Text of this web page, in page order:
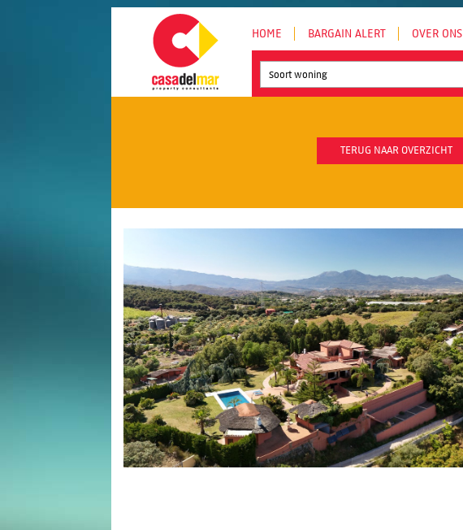
HOME BARGAIN ALERT OVER ONS
Soort woning
TERUG NAAR OVERZICHT